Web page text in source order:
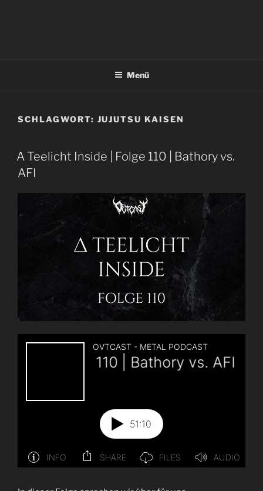
Menü
SCHLAGWORT: JUJUTSU KAISEN
A Teelicht Inside | Folge 110 | Bathory vs.
AFI